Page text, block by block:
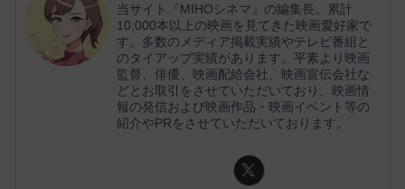
当サイト『MIHOシネマ』の編集長。累計
10,000本以上の映画を見てきた映画愛好家で
す。多数のメディア掲載実績やテレビ番組と
のタイアップ実績があります。平素より映画
監督、俳優、映画配給会社、映画宣伝会社な
どとお取引をさせていただいており、映画情
報の発信および映画作品・映画イベント等の
紹介やPRをさせていただいております。